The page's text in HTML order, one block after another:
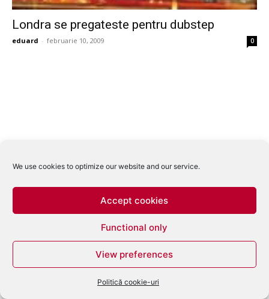
We use cookies to optimize our website and our service.
Accept cookies
Functional only
View preferences
Politică cookie-uri
Londra se pregateste pentru dubstep
eduard - februarie 10, 2009 0